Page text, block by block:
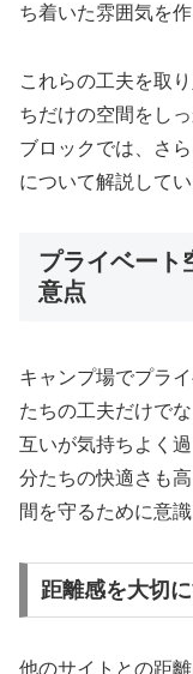
ち着いた雰囲気を
これらの工夫を取
ちだけの空間をし
ブロックでは、さ
について解説してい
プライベート
意点
キャンプ場でプラ
たちの工夫だけで
互いが気持ちよく
分たちの快適さも
間を守るために意
距離感を大切
他のサイトとの距